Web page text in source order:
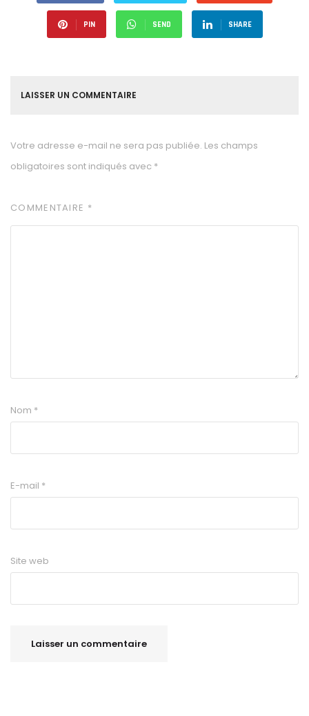
PIN SEND SHARE
LAISSER UN COMMENTAIRE
Votre adresse e-mail ne sera pas publiée. Les champs
obligatoires sont indiqués avec *
COMMENTAIRE *
Nom *
E-mail *
Site web